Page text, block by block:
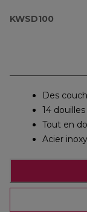
KWSD100
Des
14
Tout en
Acier